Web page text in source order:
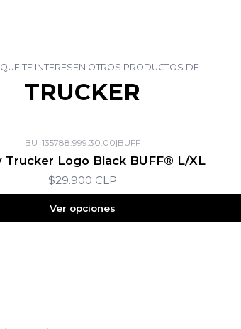
TE INTERESEN OTROS PRODUCTOS DE
TRUCKER
BU_135788.999.30.00|BUFF
Trucker Logo Black BUFF® L/XL
$29.900 CLP
Ver opciones